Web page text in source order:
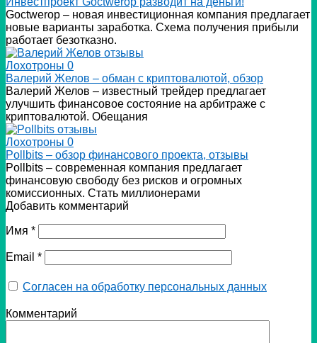
Goctwerop – новая инвестиционная компания предлагает
новые варианты заработка. Схема получения прибыли
работает безотказно.
Лохотроны 0
Валерий Желов – обман с криптовалютой, обзор
Валерий Желов – известный трейдер предлагает
улучшить финансовое состояние на арбитраже с
криптовалютой. Обещания
Лохотроны 0
Pollbits – обзор финансового проекта, отзывы
Pollbits – современная компания предлагает
финансовую свободу без рисков и огромных
комиссионных. Стать миллионерами
Добавить комментарий
Имя *
Email *
Согласен на обработку персональных данных
Комментарий